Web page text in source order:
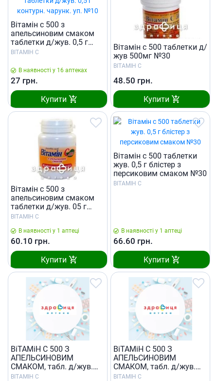
Вiтамiн c 500 з
апельсиновим смаком
таблетки д/жув. 0,5 г
контурн. чарунк. уп. №10
ВІТАМІН С
В наявності у 16 аптеках
27 грн.
Купити
Вiтамiн с 500 таблетки д/
жув 500мг №30
ВІТАМІН С
48.50 грн.
Купити
Вiтамiн c 500 з
апельсиновим смаком
таблетки д/жув. 05 г
контурн. чарунк. уп. №30
ВІТАМІН С
В наявності у 1 аптеці
60.10 грн.
Купити
Вiтамiн c 500 таблетки
жув. 0,5 г блiстер з
персиковим смаком №30
ВІТАМІН С
В наявності у 1 аптеці
66.60 грн.
Купити
ВiТАМiН C 500 З
АПЕЛЬСИНОВИМ
СМАКОМ, табл. д/жув.
0,5 г контурн. чарунк. уп.
ВІТАМІН С
ВiТАМiН C 500 З
АПЕЛЬСИНОВИМ
СМАКОМ, табл. д/жув.
0,5 г контурн. чарунк. уп.
ВІТАМІН С